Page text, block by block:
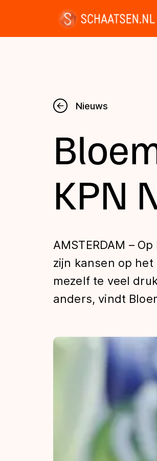
Nieuws
Kalender
Uitslagen
Tijden &
De weg
Nieuws
KPN
AMSTERDAM –
zijn kansen op het
mezelf te veel
anders, vindt